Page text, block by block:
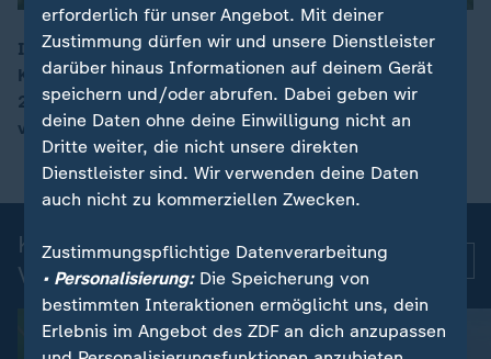
00:09
Im nordrhein-westfälischen Hamm demonstrieren
Klimaaktivisten gegen die Pläne der Bundesregierung,
20 neue Gaskraftwerke zu bauen. Bei dem Klimacamp
versammelten sich Hunderte Menschen.
Kurznachrichten: Aktuelle
Videos
erforderlich für unser Angebot. Mit deiner
Zustimmung dürfen wir und unsere Dienstleister
darüber hinaus Informationen auf deinem Gerät
speichern und/oder abrufen. Dabei geben wir
deine Daten ohne deine Einwilligung nicht an
Dritte weiter, die nicht unsere direkten
Dienstleister sind. Wir verwenden deine Daten
auch nicht zu kommerziellen Zwecken.
Zustimmungspflichtige Datenverarbeitung
• Personalisierung:Die Speicherung von
bestimmten Interaktionen ermöglicht uns, dein
Erlebnis im Angebot des ZDF an dich anzupassen